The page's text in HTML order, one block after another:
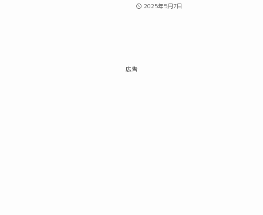
2025年5月7日
広告